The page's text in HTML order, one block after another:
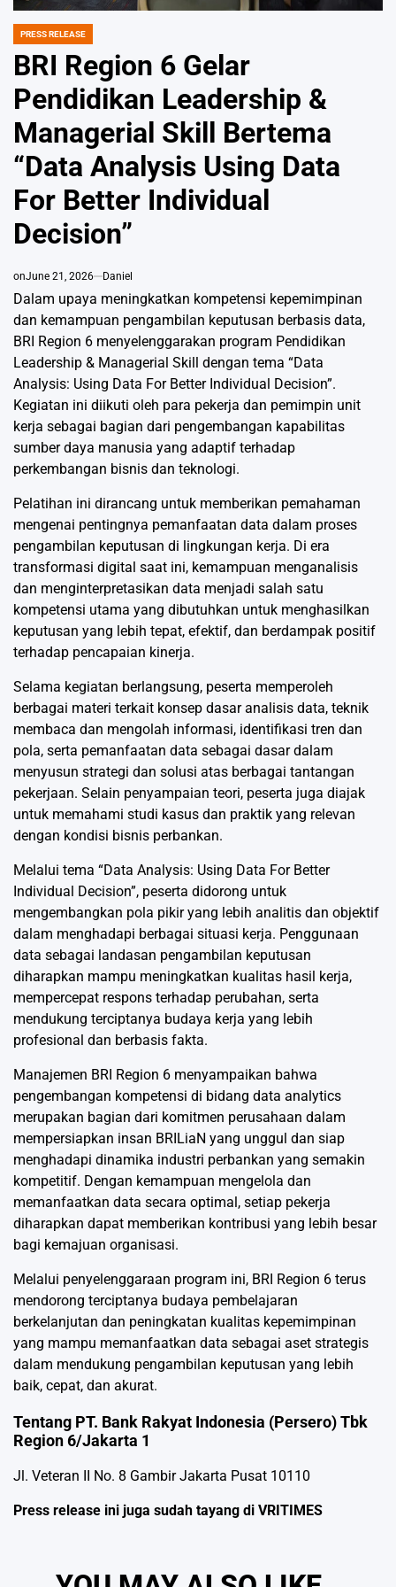
POSTED
PRESS RELEASE
BRI Region 6 Gelar
Pendidikan Leadership &
Managerial Skill Bertema
“Data Analysis Using Data
For Better Individual
Decision”
onJune 21, 2026 Daniel
Dalam upaya meningkatkan kompetensi kepemimpinan
dan kemampuan pengambilan keputusan berbasis data,
BRI Region 6 menyelenggarakan program Pendidikan
Leadership & Managerial Skill dengan tema “Data
Analysis: Using Data For Better Individual Decision”.
Kegiatan ini diikuti oleh para pekerja dan pemimpin unit
kerja sebagai bagian dari pengembangan kapabilitas
sumber daya manusia yang adaptif terhadap
perkembangan bisnis dan teknologi.
Pelatihan ini dirancang untuk memberikan pemahaman
mengenai pentingnya pemanfaatan data dalam proses
pengambilan keputusan di lingkungan kerja. Di era
transformasi digital saat ini, kemampuan menganalisis
dan menginterpretasikan data menjadi salah satu
kompetensi utama yang dibutuhkan untuk menghasilkan
keputusan yang lebih tepat, efektif, dan berdampak positif
terhadap pencapaian kinerja.
Selama kegiatan berlangsung, peserta memperoleh
berbagai materi terkait konsep dasar analisis data, teknik
membaca dan mengolah informasi, identifikasi tren dan
pola, serta pemanfaatan data sebagai dasar dalam
menyusun strategi dan solusi atas berbagai tantangan
pekerjaan. Selain penyampaian teori, peserta juga diajak
untuk memahami studi kasus dan praktik yang relevan
dengan kondisi bisnis perbankan.
Melalui tema “Data Analysis: Using Data For Better
Individual Decision”, peserta didorong untuk
mengembangkan pola pikir yang lebih analitis dan objektif
dalam menghadapi berbagai situasi kerja. Penggunaan
data sebagai landasan pengambilan keputusan
diharapkan mampu meningkatkan kualitas hasil kerja,
mempercepat respons terhadap perubahan, serta
mendukung terciptanya budaya kerja yang lebih
profesional dan berbasis fakta.
Manajemen BRI Region 6 menyampaikan bahwa
pengembangan kompetensi di bidang data analytics
merupakan bagian dari komitmen perusahaan dalam
mempersiapkan insan BRILiaN yang unggul dan siap
menghadapi dinamika industri perbankan yang semakin
kompetitif. Dengan kemampuan mengelola dan
memanfaatkan data secara optimal, setiap pekerja
diharapkan dapat memberikan kontribusi yang lebih besar
bagi kemajuan organisasi.
Melalui penyelenggaraan program ini, BRI Region 6 terus
mendorong terciptanya budaya pembelajaran
berkelanjutan dan peningkatan kualitas kepemimpinan
yang mampu memanfaatkan data sebagai aset strategis
dalam mendukung pengambilan keputusan yang lebih
baik, cepat, dan akurat.
Tentang PT. Bank Rakyat Indonesia (Persero) Tbk
Region 6/Jakarta 1
Jl. Veteran II No. 8 Gambir Jakarta Pusat 10110
Press release ini juga sudah tayang di VRITIMES